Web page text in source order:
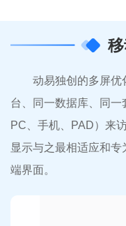
动易独创的多屏优
台、同一数据库、同
PC、手机、PAD）来
显示与之最相适应和
端界面。